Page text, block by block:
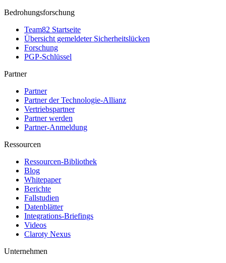
Bedrohungsforschung
Team82 Startseite
Übersicht gemeldeter Sicherheitslücken
Forschung
PGP-Schlüssel
Partner
Partner
Partner der Technologie-Allianz
Vertriebspartner
Partner werden
Partner-Anmeldung
Ressourcen
Ressourcen-Bibliothek
Blog
Whitepaper
Berichte
Fallstudien
Datenblätter
Integrations-Briefings
Videos
Claroty Nexus
Unternehmen